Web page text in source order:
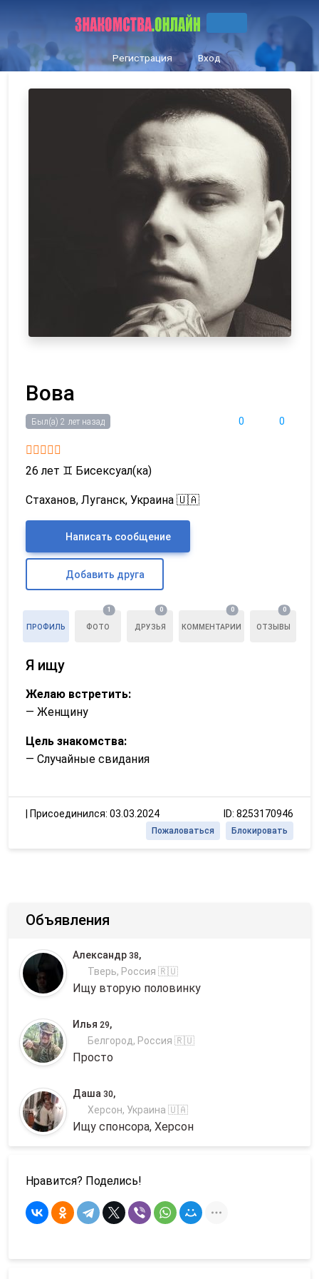
Регистрация Вход
Вова
0 0
Был(а) 2 лет назад
26 лет ♊ Бисексуал(ка)
Стаханов, Луганск, Украина 🇺🇦
Написать сообщение
Добавить друга
ПРОФИЛЬ ФОТО
1
ДРУЗЬЯ
0
КОММЕНТАРИИ
0
ОТЗЫВЫ
0
Я ищу
Желаю встретить:
— Женщину
Цель знакомства:
— Случайные свидания
| Присоединился: 03.03.2024 ID: 8253170946
Блокировать
Пожаловаться
Объявления
Александр 38,
Тверь, Россия 🇷🇺
Ищу вторую половинку
Илья 29,
Белгород, Россия 🇷🇺
Просто
Даша 30,
Херсон, Украина 🇺🇦
Ищу спонсора, Херсон
Нравится? Поделись!